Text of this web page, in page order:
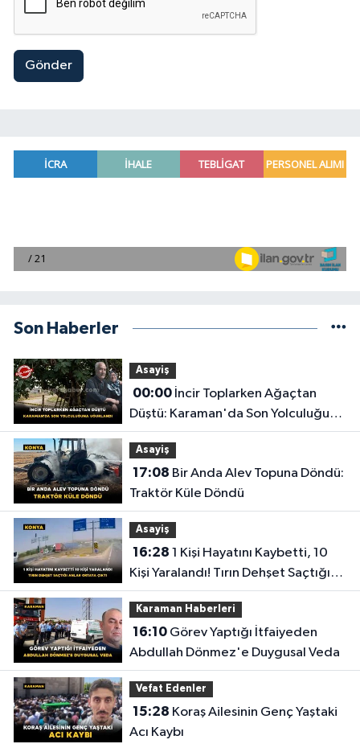
Gönder
Son Haberler
Asayiş
00:00İncir Toplarken Ağaçtan
Düştü: Karaman'da Son Yolculuğuna
Uğurlandı
Asayiş
17:08
Traktör Küle Döndü
Asayiş
16:28
Kişi Yaralandı! Tırın Dehşet Saçtığı
Anlar Ortaya Çıktı
Karaman Haberleri
16:10Görev Yaptığı İtfaiyeden
Abdullah Dönmez'e Duygusal Veda
Vefat Edenler
15:28
Acı Kaybı